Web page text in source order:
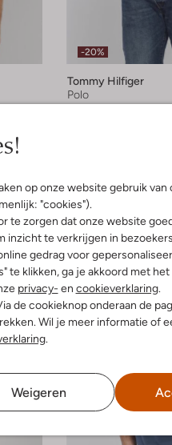
op onze website gebruik van
"cookies").
te zorgen dat onze website
inzicht te verkrijgen in
gedrag voor
te klikken, ga je akkoord met het
privacy- en cookieverklaring.
de cookieknop onderaan de
Wil je meer informatie of
.
Weigeren
-20%
Tommy Hilfiger
Polo